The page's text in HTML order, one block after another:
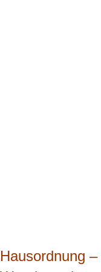
Hausordnung –